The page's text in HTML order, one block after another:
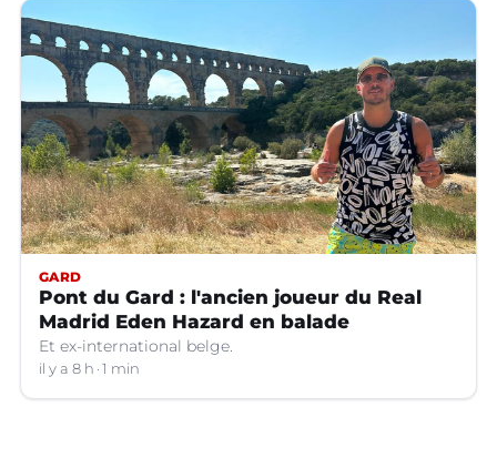
GARD
Pont du Gard : l'ancien joueur du Real
Madrid Eden Hazard en balade
Et ex-international belge.
il y a 8 h 1 min